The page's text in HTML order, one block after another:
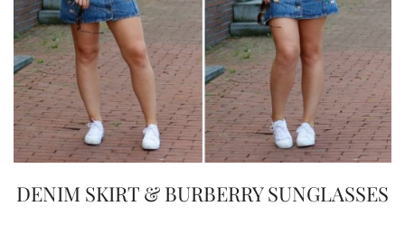
DENIM SKIRT & BURBERRY SUNGLASSES